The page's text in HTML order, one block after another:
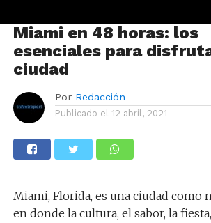
Miami en 48 horas: los
esenciales para
ciudad
Por Redacción
Publicado el 12 abril, 2021
Miami, Florida, es una ciudad como
en donde la cultura, el sabor, la